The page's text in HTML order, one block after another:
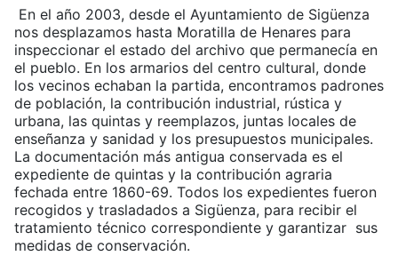
En el año 2003, desde el Ayuntamiento de Sigüenza
nos desplazamos hasta Moratilla de Henares para
inspeccionar el estado del archivo que permanecía en
el pueblo. En los armarios del centro cultural, donde
los vecinos echaban la partida, encontramos padrones
de población, la contribución industrial, rústica y
urbana, las quintas y reemplazos, juntas locales de
enseñanza y sanidad y los presupuestos municipales.
La documentación más antigua conservada es el
expediente de quintas y la contribución agraria
fechada entre 1860-69. Todos los expedientes fueron
recogidos y trasladados a Sigüenza, para recibir el
tratamiento técnico correspondiente y garantizar sus
medidas de conservación.